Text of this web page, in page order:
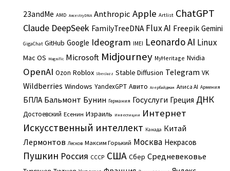
23andMe AMD AncestryDNA Anthropic Apple Artlist ChatGPT
Claude DeepSeek FamilyTreeDNA Flux AI Freepik Gemini
GigaChat GitHub Google Ideogram IMEI Leonardo AI Linux
Mac OS Magnific Microsoft Midjourney MyHeritage Nvidia
OpenAI Ozon Roblox SberJazz Stable Diffusion Telegram VK
Wildberries Windows YandexGPT Авито Азербайджан Алиса AI Армения
БПЛА Бальмонт Бунин Германия Госуслуги Греция ДНК
Достоевский Есенин Израиль Инвестиции Интернет
Искусственный интеллект Канада Китай
Лермонтов Лесков Максим Горький Москва Некрасов
Пушкин Россия СССР США Сбер Средневековье